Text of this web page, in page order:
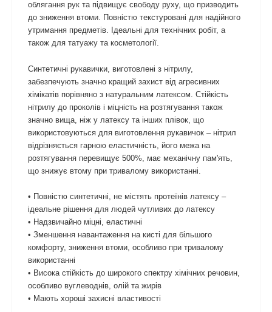
облягання рук та підвищує свободу руху, що призводить
до зниження втоми. Повністю текстуровані для надійного
утримання предметів. Ідеальні для технічних робіт, а
також для татуажу та косметології.
Синтетичні рукавички, виготовлені з нітрилу,
забезпечують значно кращий захист від агресивних
хімікатів порівняно з натуральним латексом. Стійкість
нітрилу до проколів і міцність на розтягування також
значно вища, ніж у латексу та інших плівок, що
використовуються для виготовлення рукавичок – нітрил
відрізняється гарною еластичність, його межа на
розтягування перевищує 500%, має механічну пам'ять,
що знижує втому при тривалому використанні.
• Повністю синтетичні, не містять протеїнів латексу –
ідеальне рішення для людей чутливих до латексу
• Надзвичайно міцні, еластичні
• Зменшення навантаження на кисті для більшого
комфорту, зниження втоми, особливо при тривалому
використанні
• Висока стійкість до широкого спектру хімічних речовин,
особливо вуглеводнів, олій та жирів
• Мають хороші захисні властивості